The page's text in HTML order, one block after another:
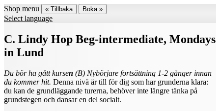
Shop menu « Tillbaka Boka »
Select language
C. Lindy Hop Beg-intermediate, Mondays
in Lund
Du bör ha gått kursen (B) Nybörjare fortsättning 1-2 gånger innan
du kommer hit. Denna nivå är till för dig som har grunderna klara:
du kan de grundläggande turerna, behöver inte längre tänka på
grundstegen och dansar en del socialt.